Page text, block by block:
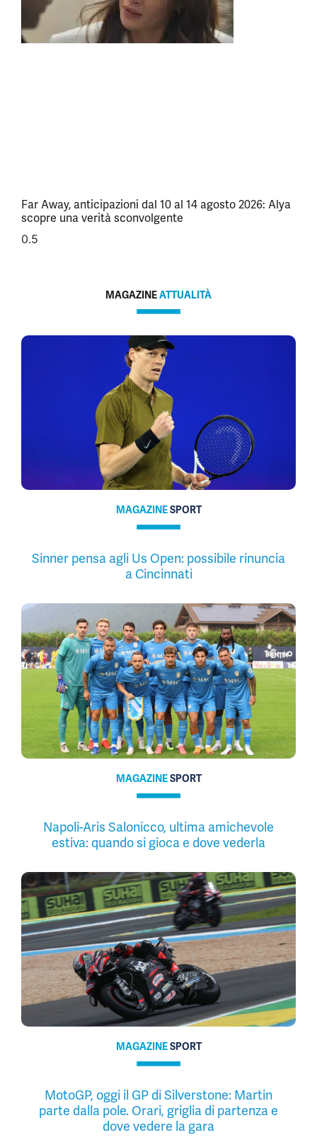
Far Away, anticipazioni dal 10 al 14 agosto 2026: Alya
scopre una verità sconvolgente
MAGAZINEATTUALITÀ
MAGAZINESPORT
Sinner pensa agli Us Open: possibile rinuncia
a Cincinnati
MAGAZINESPORT
Napoli-Aris Salonicco, ultima amichevole
estiva: quando si gioca e dove vederla
MAGAZINESPORT
MotoGP, oggi il GP di Silverstone: Martin
parte dalla pole. Orari, griglia di partenza e
dove vedere la gara